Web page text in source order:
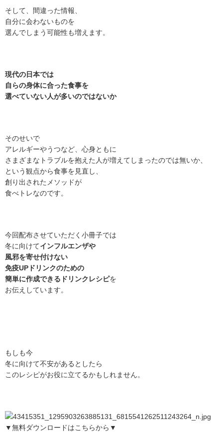
そして、間違った情報、
自分に会わないものを
選んでしまう可能性も増えます。
現代の日本では
自らの身体に合った食事を
選べていない人が多いのではないか
そのせいで
アレルギーやうつなど、心身ともに
さまざまなトラブルを抱えた人が増えてしまったのでは無いか、
という観点から食事を見直し、
創り出されたメソッドが
食べトレなのです。
今回配布させていただく小冊子では
冬に向けてインフルエンザや
風邪を寄せ付けない
免疫UPドリンクのための
簡単に作成できるドリンクレシピを
お伝えしています。
もしも今
冬に向けて不安があるとしたら
このレシピがお役に立てるかもしれません。
▼無料ダウンロードはこちらから▼